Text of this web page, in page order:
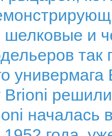
шелковые и
так